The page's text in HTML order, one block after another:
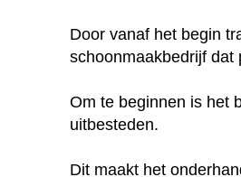
Door vanaf het begin
schoonmaakbedrijf dat
Om te beginnen is het
uitbesteden.
Dit maakt het